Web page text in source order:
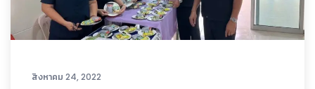
สิงหาคม 24, 2022